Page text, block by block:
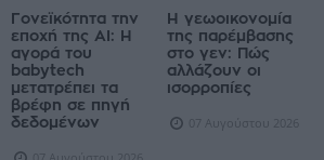
Γονεϊκότητα την
εποχή της AI: Η
αγορά του
babytech
μετατρέπει τα
βρέφη σε πηγή
δεδομένων
Η γεωοικονομία
της παρέμβασης
στο γεν: Πώς
αλλάζουν οι
ισορροπίες
07 Αυγούστου 2026